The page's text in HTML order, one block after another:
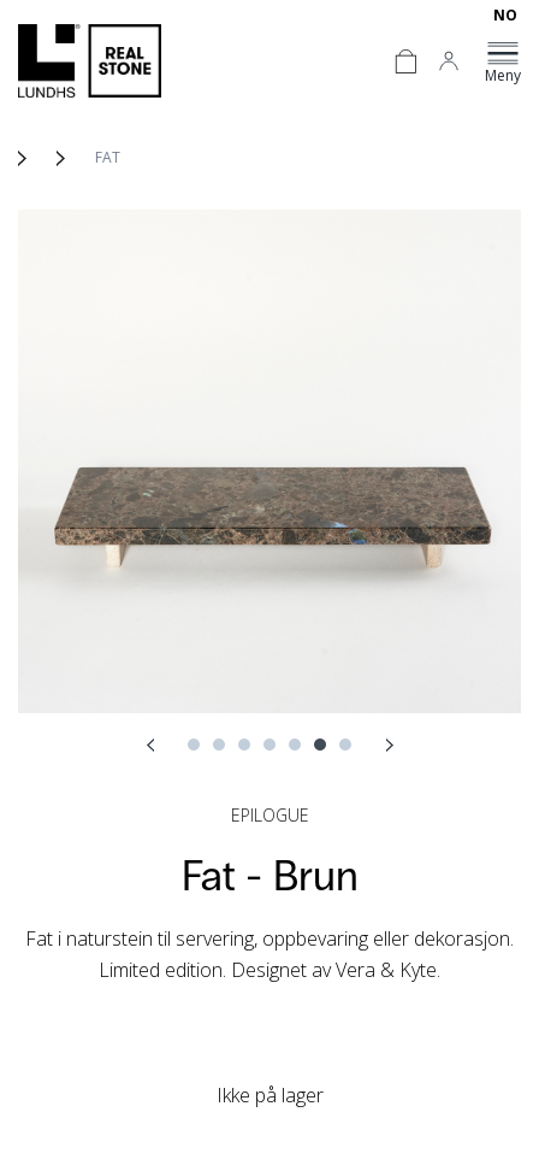
NO
Meny
FAT
EPILOGUE
Fat - Brun
Fat i naturstein til servering, oppbevaring eller dekorasjon.
Limited edition. Designet av Vera & Kyte.
Ikke på lager